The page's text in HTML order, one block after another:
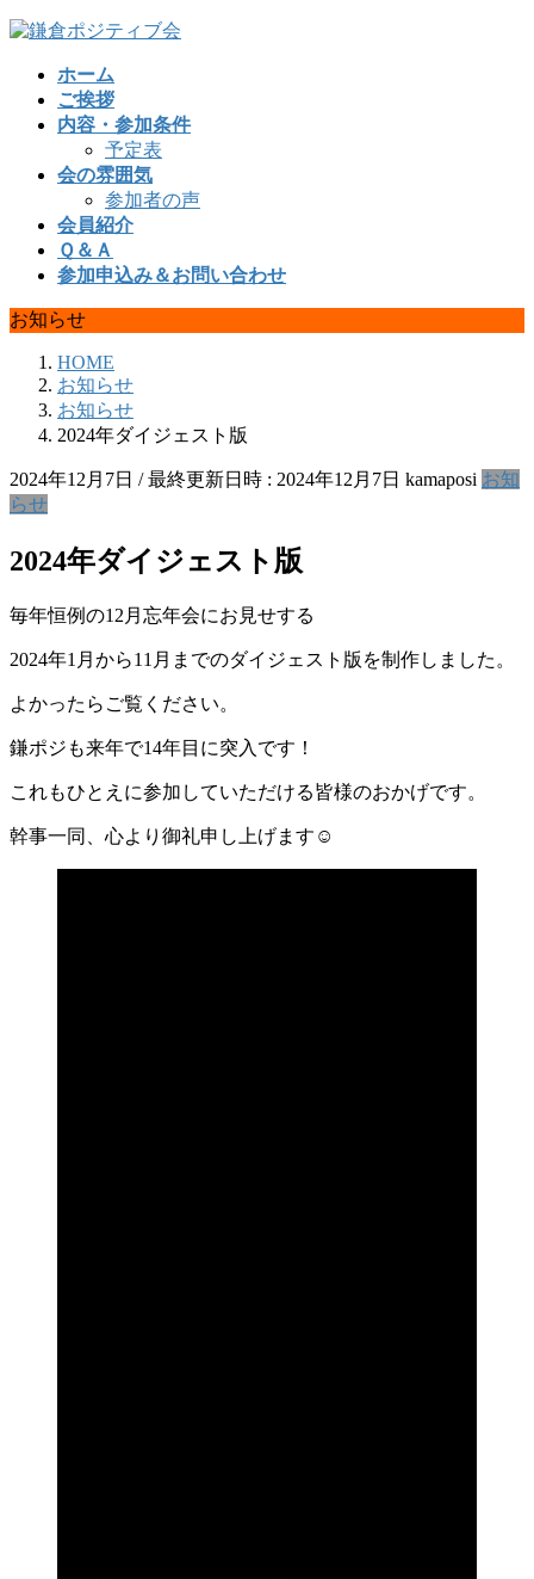
コ
ナ
ホーム
ご挨拶
内容・参加条件
予定表
会の雰囲気
参加者の声
会員紹介
Ｑ＆Ａ
参加申込み＆お問い合わせ
お知らせ
HOME
お知らせ
お知らせ
2024年ダイジェスト版
2024年12月7日 / 最終更新日時 : 2024年12月7日 kamaposi お知
らせ
2024年ダイジェスト版
毎年恒例の12月忘年会にお見せする
2024年1月から11月までのダイジェスト版を制作しました。
よかったらご覧ください。
鎌ポジも来年で14年目に突入です！
これもひとえに参加していただける皆様のおかげです。
幹事一同、心より御礼申し上げます☺️